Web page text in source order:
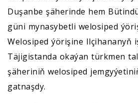
Duşanbe şäherinde hem
güni mynasybetli welosiped
Welosiped ýörişine Ilçihananyň
Täjigistanda okaýan türkmen
şäheriniň welosiped
gatnaşdy.